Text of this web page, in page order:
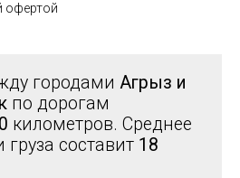
офертой
городами Агрыз и
по дорогам
километров. Среднее
составит 18